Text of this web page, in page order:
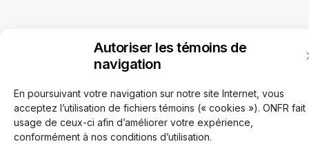
Autoriser les témoins de
navigation
En poursuivant votre navigation sur notre site Internet, vous
acceptez l’utilisation de fichiers témoins (« cookies »). ONFR fait
usage de ceux-ci afin d’améliorer votre expérience,
conformément à nos conditions d’utilisation.